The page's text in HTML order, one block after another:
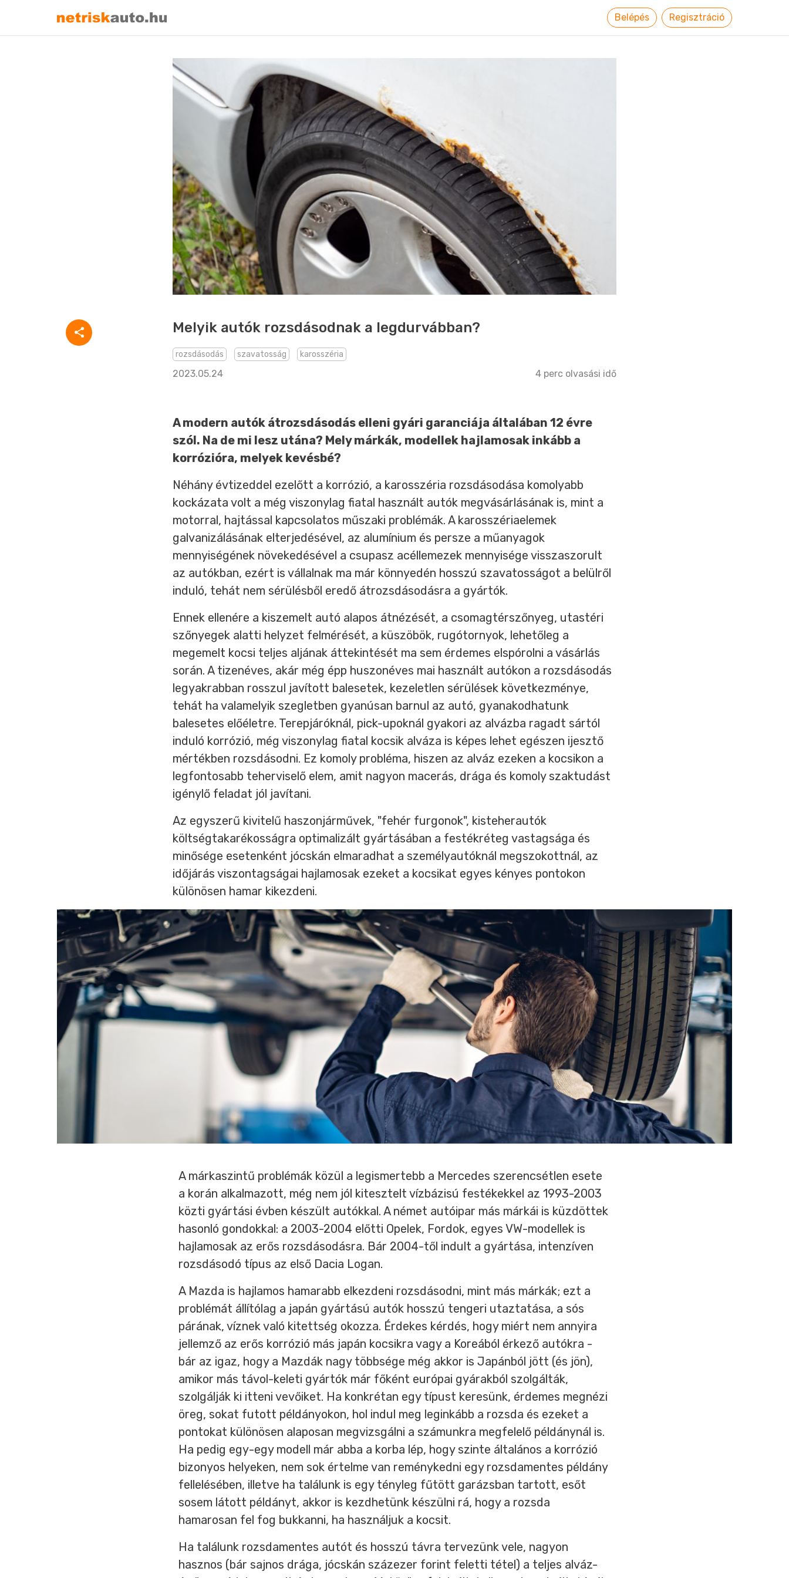
Belépés Regisztráció
Melyik autók rozsdásodnak a legdurvábban?
rozsdásodás szavatosság karosszéria
2023.05.24 4 perc olvasási idő
A modern autók átrozsdásodás elleni gyári garanciája általában 12 évre
szól. Na de mi lesz utána? Mely márkák, modellek hajlamosak inkább a
korrózióra, melyek kevésbé?
Néhány évtizeddel ezelőtt a korrózió, a karosszéria rozsdásodása komolyabb
kockázata volt a még viszonylag fiatal használt autók megvásárlásának is, mint a
motorral, hajtással kapcsolatos műszaki problémák. A karosszériaelemek
galvanizálásának elterjedésével, az alumínium és persze a műanyagok
mennyiségének növekedésével a csupasz acéllemezek mennyisége visszaszorult
az autókban, ezért is vállalnak ma már könnyedén hosszú szavatosságot a belülről
induló, tehát nem sérülésből eredő átrozsdásodásra a gyártók.
Ennek ellenére a kiszemelt autó alapos átnézését, a csomagtérszőnyeg, utastéri
szőnyegek alatti helyzet felmérését, a küszöbök, rugótornyok, lehetőleg a
megemelt kocsi teljes aljának áttekintését ma sem érdemes elspórolni a vásárlás
során. A tizenéves, akár még épp huszonéves mai használt autókon a rozsdásodás
legyakrabban rosszul javított balesetek, kezeletlen sérülések következménye,
tehát ha valamelyik szegletben gyanúsan barnul az autó, gyanakodhatunk
balesetes előéletre. Terepjáróknál, pick-upoknál gyakori az alvázba ragadt sártól
induló korrózió, még viszonylag fiatal kocsik alváza is képes lehet egészen ijesztő
mértékben rozsdásodni. Ez komoly probléma, hiszen az alváz ezeken a kocsikon a
legfontosabb teherviselő elem, amit nagyon macerás, drága és komoly szaktudást
igénylő feladat jól javítani.
Az egyszerű kivitelű haszonjárművek, "fehér furgonok", kisteherautók
költségtakarékosságra optimalizált gyártásában a festékréteg vastagsága és
minősége esetenként jócskán elmaradhat a személyautóknál megszokottnál, az
időjárás viszontagságai hajlamosak ezeket a kocsikat egyes kényes pontokon
különösen hamar kikezdeni.
A márkaszintű problémák közül a legismertebb a Mercedes szerencsétlen esete
a korán alkalmazott, még nem jól kitesztelt vízbázisú festékekkel az 1993-2003
közti gyártási évben készült autókkal. A német autóipar más márkái is küzdöttek
hasonló gondokkal: a 2003-2004 előtti Opelek, Fordok, egyes VW-modellek is
hajlamosak az erős rozsdásodásra. Bár 2004-től indult a gyártása, intenzíven
rozsdásodó típus az első Dacia Logan.
A Mazda is hajlamos hamarabb elkezdeni rozsdásodni, mint más márkák; ezt a
problémát állítólag a japán gyártású autók hosszú tengeri utaztatása, a sós
párának, víznek való kitettség okozza. Érdekes kérdés, hogy miért nem annyira
jellemző az erős korrózió más japán kocsikra vagy a Koreából érkező autókra -
bár az igaz, hogy a Mazdák nagy többsége még akkor is Japánból jött (és jön),
amikor más távol-keleti gyártók már főként európai gyárakból szolgálták,
szolgálják ki itteni vevőiket. Ha konkrétan egy típust keresünk, érdemes megnézi
öreg, sokat futott példányokon, hol indul meg leginkább a rozsda és ezeket a
pontokat különösen alaposan megvizsgálni a számunkra megfelelő példánynál is.
Ha pedig egy-egy modell már abba a korba lép, hogy szinte általános a korrózió
bizonyos helyeken, nem sok értelme van reménykedni egy rozsdamentes példány
fellelésében, illetve ha találunk is egy tényleg fűtött garázsban tartott, esőt
sosem látott példányt, akkor is kezdhetünk készülni rá, hogy a rozsda
hamarosan fel fog bukkanni, ha használjuk a kocsit.
Ha találunk rozsdamentes autót és hosszú távra tervezünk vele, nagyon
hasznos (bár sajnos drága, jócskán százezer forint feletti tétel) a teljes alváz-